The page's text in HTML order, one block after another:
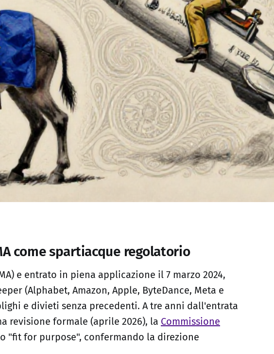
come spartiacque regolatorio
e entrato in piena applicazione il 7 marzo 2024,
(Alphabet, Amazon, Apple, ByteDance, Meta e
e divieti senza precedenti. A tre anni dall'entrata
revisione formale (aprile 2026), la Commissione
"fit for purpose", confermando la direzione